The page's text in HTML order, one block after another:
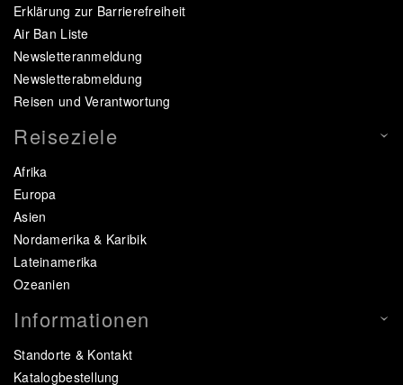
Erklärung zur Barrierefreiheit
Air Ban Liste
Newsletteranmeldung
Newsletterabmeldung
Reisen und Verantwortung
Reiseziele
Afrika
Europa
Asien
Nordamerika & Karibik
Lateinamerika
Ozeanien
Informationen
Standorte & Kontakt
Katalogbestellung